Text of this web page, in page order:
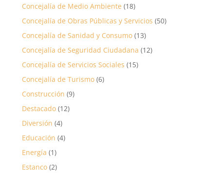
Concejalía de Medio Ambiente (18)
Concejalía de Obras Públicas y Servicios (50)
Concejalía de Sanidad y Consumo(13)
Concejalía de Seguridad Ciudadana (12)
Concejalía de Servicios Sociales (15)
Concejalía de Turismo(6)
Construcción (9)
Destacado(12)
Diversión (4)
Educación (4)
Energía (1)
Estanco(2)